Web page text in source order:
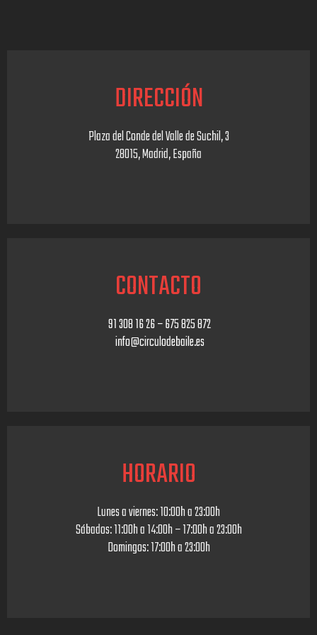
DIRECCIÓN
Plaza del Conde del Valle de Suchil, 3
28015, Madrid, España
CONTACTO
91 308 16 26 – 675 825 872
info@circulodebaile.es
HORARIO
Lunes a viernes: 10:00h a 23:00h
Sábados: 11:00h a 14:00h – 17:00h a 23:00h
Domingos: 17:00h a 23:00h